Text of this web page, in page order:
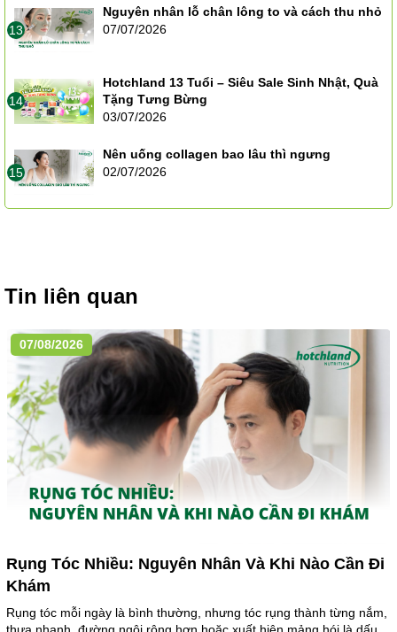
13
Nguyên nhân lỗ chân lông to và cách thu nhỏ
07/07/2026
14
Hotchland 13 Tuổi – Siêu Sale Sinh Nhật, Quà
Tặng Tưng Bừng
03/07/2026
15
Nên uống collagen bao lâu thì ngưng
02/07/2026
Tin liên quan
07/08/2026
Rụng Tóc Nhiều: Nguyên Nhân Và Khi Nào Cần Đi
Khám
Rụng tóc mỗi ngày là bình thường, nhưng tóc rụng thành từng nắm,